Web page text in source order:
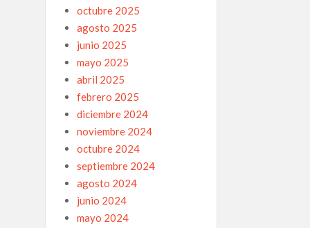
octubre 2025
agosto 2025
junio 2025
mayo 2025
abril 2025
febrero 2025
diciembre 2024
noviembre 2024
octubre 2024
septiembre 2024
agosto 2024
junio 2024
mayo 2024